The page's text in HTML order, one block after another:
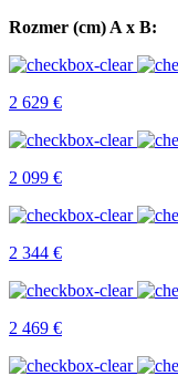
Rozmer (cm) A x B:
2 629 €
2 099 €
2 344 €
2 469 €